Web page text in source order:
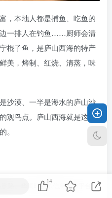
，本地人都是捕鱼、吃鱼的
一排人在钓鱼……厨师会清
棍子鱼，是庐山西海的特产
美，烤制、红烧、清蒸，味
沙漠、一半是海水的庐山沙
观鸟点。庐山西海就是这样
。
除。华闻时空系信息发布平台，
14